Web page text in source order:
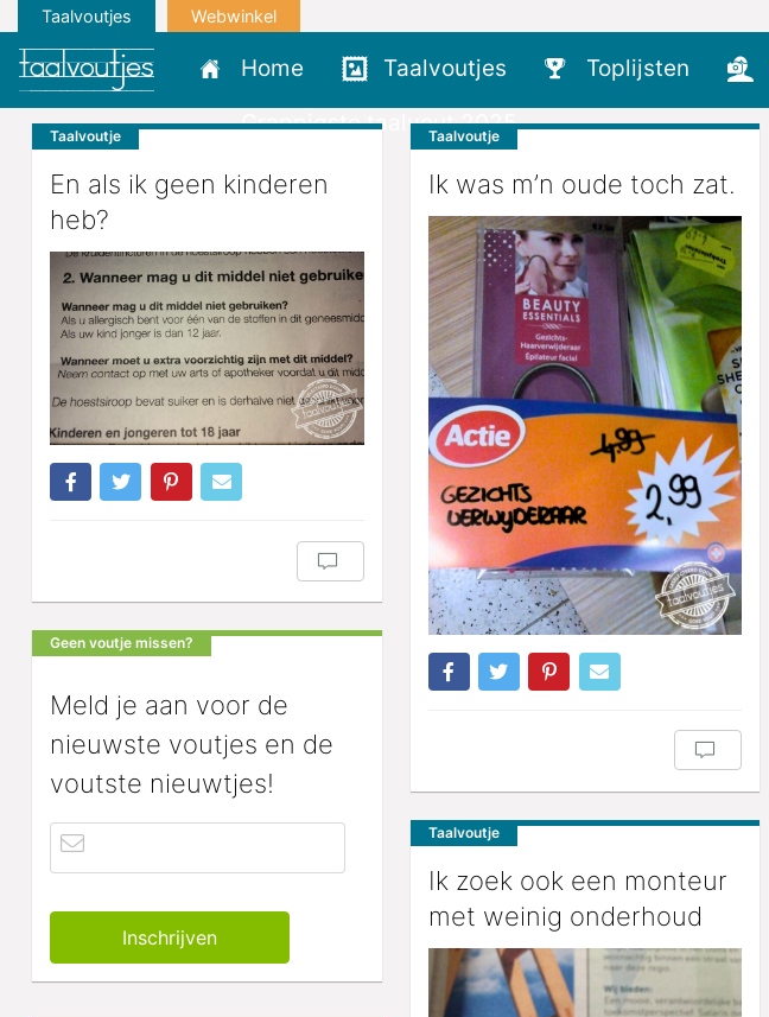
Taalvoutjes Webwinkel
Home Taalvoutjes Toplijsten
Grappigste taalvout 2025
Taalvoutje
En als ik geen kinderen
heb?
Taalvoutje
Ik was m’n oude toch zat.
Geen voutje missen?
Meld je aan voor de
nieuwste voutjes en de
voutste nieuwtjes!
Taalvoutje
Ik zoek ook een monteur
met weinig onderhoud